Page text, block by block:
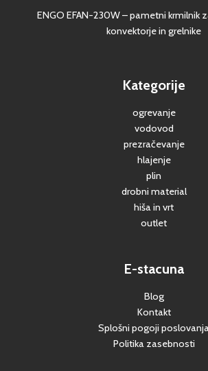
ENGO EFAN-230W – pametni krmilnik
konvektorje in grelnike
Kategorije
ogrevanje
vodovod
prezračevanje
hlajenje
plin
drobni material
hiša in vrt
outlet
E-stacuna
Blog
Kontakt
Splošni pogoji
Politika zasebnosti